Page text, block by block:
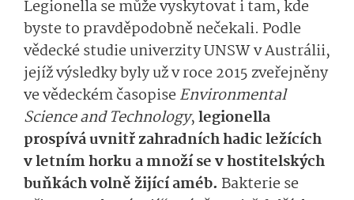
Legionella se může vyskytovat i tam, kde
byste to pravděpodobně nečekali. Podle
vědecké studie univerzity UNSW v Austrálii,
jejíž výsledky byly už v roce 2015 zveřejněny
ve vědeckém časopiseEnvironmental
Science and Technology,legionella
prospívá uvnitř zahradních hadic ležících
v letním horku a množí se v hostitelských
buňkách volně žijící améb. Bakterie se